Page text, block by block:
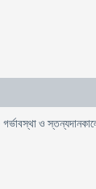
গর্ভাবস্থা ও